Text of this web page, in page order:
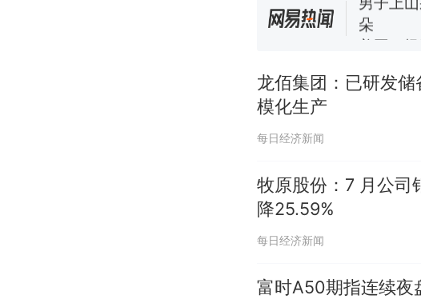
美国一
报）
西
龙佰集团：已研发
模化生产
每日经济新闻
牧原股份：7 月公司
降25.59%
每日经济新闻
富时A50期指连续夜